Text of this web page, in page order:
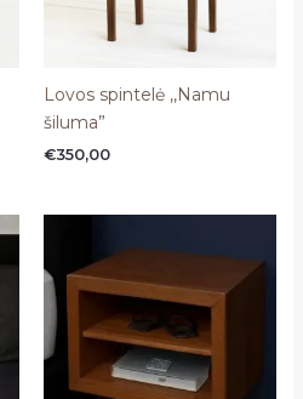
Lovos spintelė ,,Namu
šiluma”
€350,00